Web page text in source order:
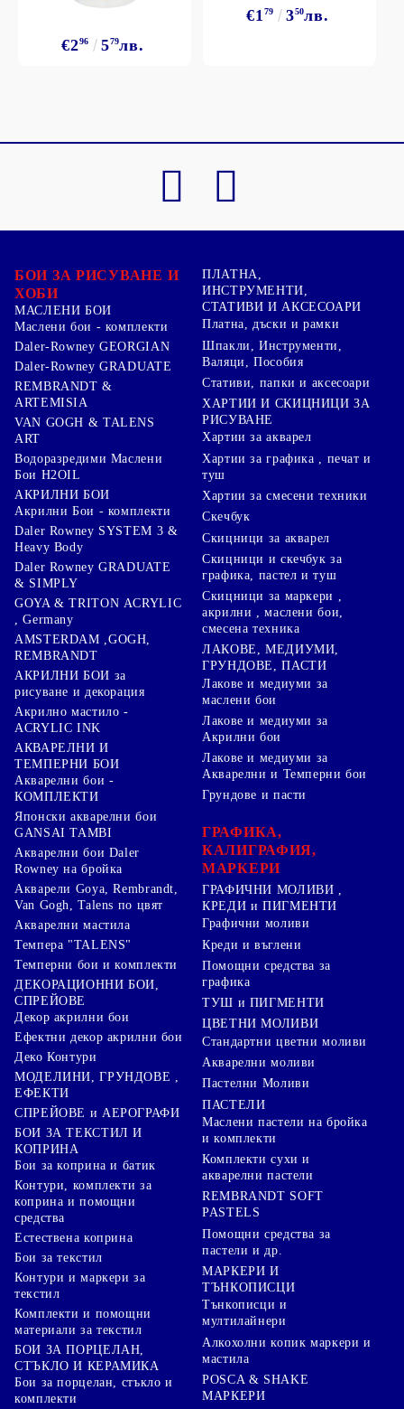
€296 579лв.
€1 79 350лв.
БОИ ЗА РИСУВАНЕ И
ХОБИ
МАСЛЕНИ БОИ
Маслени бои - комплекти
Daler-Rowney GEORGIAN
Daler-Rowney GRADUATE
REMBRANDT &
ARTEMISIA
VAN GOGH & TALENS
ART
Водоразредими Маслени
Бои H2OIL
АКРИЛНИ БОИ
Акрилни Бои - комплекти
Daler Rowney SYSTEM 3 &
Heavy Body
Daler Rowney GRADUATE
& SIMPLY
GOYA & TRITON АCRYLIC
, Germany
AMSTERDAM ,GOGH,
REMBRANDT
АКРИЛНИ БОИ за
рисуване и декорация
Акрилно мастило -
ACRYLIC INK
АКВАРЕЛНИ И
ТЕМПЕРНИ БОИ
Акварелни бои -
КОМПЛЕКТИ
Японски акварелни бои
GANSAI TAMBI
Акварелни бои Daler
Rowney на бройка
Акварели Goya, Rembrandt,
Van Gogh, Talens по цвят
Акварелни мастила
Темпера "TALENS"
Темперни бои и комплекти
ДЕКОРАЦИОННИ БОИ,
СПРЕЙОВЕ
Декор акрилни бои
Ефектни декор акрилни бои
Деко Контури
МОДЕЛИНИ, ГРУНДОВЕ ,
ЕФЕКТИ
СПРЕЙОВЕ и АЕРОГРАФИ
БОИ ЗА ТЕКСТИЛ И
КОПРИНА
Бои за коприна и батик
Контури, комплекти за
коприна и помощни
средства
Естествена коприна
Бои за текстил
Контури и маркери за
текстил
Комплекти и помощни
материали за текстил
БОИ ЗА ПОРЦЕЛАН,
СТЪКЛО И КЕРАМИКА
Бои за порцелан, стъкло и
комплекти
ПЛАТНА,
ИНСТРУМЕНТИ,
СТАТИВИ И АКСЕСОАРИ
Платна, дъски и рамки
Шпакли, Инструменти,
Валяци, Пособия
Стативи, папки и аксесоари
ХАРТИИ И СКИЦНИЦИ ЗА
РИСУВАНЕ
Хартии за акварел
Хартии за графика , печат и
туш
Хартии за смесени техники
Скечбук
Скицници за акварел
Скицници и скечбук за
графика, пастел и туш
Скицници за маркери ,
акрилни , маслени бои,
смесена техника
ЛАКОВЕ, МЕДИУМИ,
ГРУНДОВЕ, ПАСТИ
Лакове и медиуми за
маслени бои
Лакове и медиуми за
Акрилни бои
Лакове и медиуми за
Акварелни и Темперни бои
Грундове и пасти
ГРАФИКА,
КАЛИГРАФИЯ,
МАРКЕРИ
ГРАФИЧНИ МОЛИВИ ,
КРЕДИ и ПИГМЕНТИ
Графични моливи
Креди и въглени
Помощни средства за
графика
ТУШ и ПИГМЕНТИ
ЦВЕТНИ МОЛИВИ
Стандартни цветни моливи
Акварелни моливи
Пастелни Моливи
ПАСТЕЛИ
Маслени пастели на бройка
и комплекти
Комплекти сухи и
акварелни пастели
REMBRANDT SOFT
PASTELS
Помощни средства за
пастели и др.
МАРКЕРИ И
ТЪНКОПИСЦИ
Тънкописци и
мултилайнери
Алкохолни копик маркери и
мастила
POSCA & SHAKE
МАРКЕРИ